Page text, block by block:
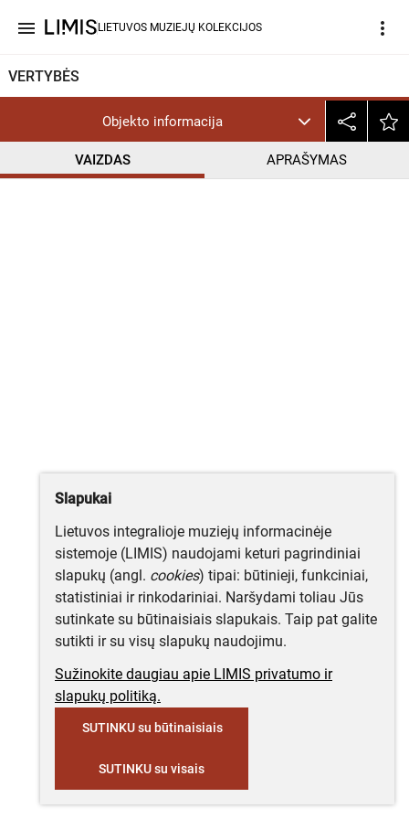
menu LIETUVOS MUZIEJŲ KOLEKCIJOS more_vert
VERTYBĖS
Objekto informacija
VAIZDAS APRAŠYMAS
CC BY-NC-ND
Slapukai
Lietuvos integralioje muziejų informacinėje
sistemoje (LIMIS) naudojami keturi pagrindiniai
slapukų (angl. cookies) tipai: būtinieji, funkciniai,
statistiniai ir rinkodariniai. Naršydami toliau Jūs
sutinkate su būtinaisiais slapukais. Taip pat galite
sutikti ir su visų slapukų naudojimu.
Sužinokite daugiau apie LIMIS privatumo ir
slapukų politiką.
SUTINKU su būtinaisiais
SUTINKU su visais